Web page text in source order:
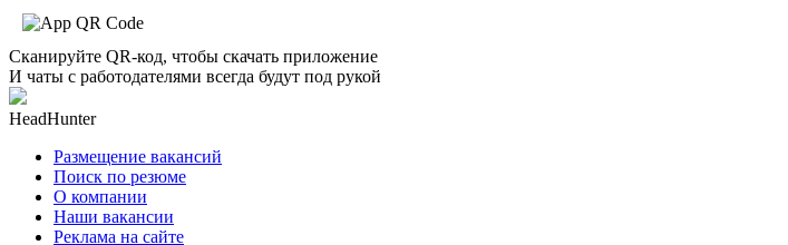
Сканируйте QR-код, чтобы скачать приложение
И чаты с работодателями всегда будут под рукой
HeadHunter
Размещение вакансий
Поиск по резюме
О компании
Наши вакансии
Реклама на сайте